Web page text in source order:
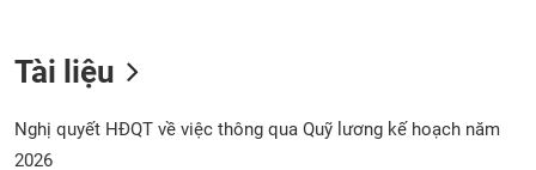
Tài liệu
Nghị quyết HĐQT về việc thông qua Quỹ lương kế hoạch năm
2026